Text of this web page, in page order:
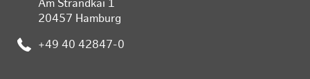
Am Strandkai 1
20457 Hamburg
Telefon:
+49 40 42847-0